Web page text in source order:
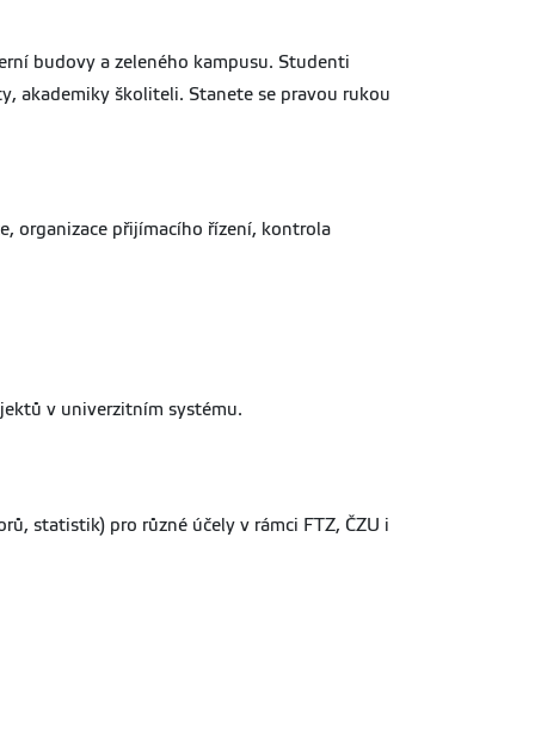
budovy a zeleného kampusu. Studenti
akademiky školiteli. Stanete se pravou rukou
organizace přijímacího řízení, kontrola
v univerzitním systému.
statistik) pro různé účely v rámci FTZ, ČZU i